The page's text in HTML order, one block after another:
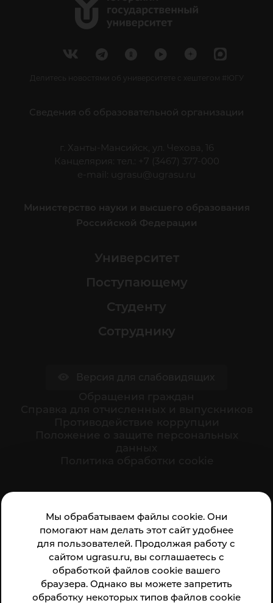
Мы обрабатываем файлы cookie. Они
помогают нам делать этот сайт удобнее
для пользователей. Продолжая работу с
сайтом ugrasu.ru, вы соглашаетесь с
обработкой файлов cookie вашего
браузера. Однако вы можете запретить
обработку некоторых типов файлов cookie
Делитесь новостями об университете с хештегом #ЮГУ
Сведения об образовательной организации
г. Ханты-Мансийск, ул. Чехова, 16
Канцелярия: тел.: +7 (3467) 377-000
e-mail:
ugrasu@ugrasu.ru
Министерство науки и высшего образования
Российской Федерации
Университет
Поступающему
Студенту
Сотруднику
организации: